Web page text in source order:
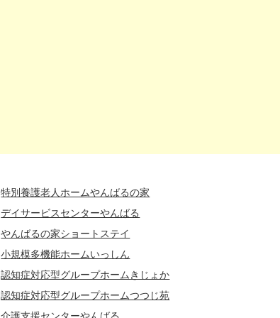
特別養護老人ホームやんばるの家
デイサービスセンターやんばる
やんばるの家ショートステイ
小規模多機能ホームいっしん
認知症対応型グループホームきじょか
認知症対応型グループホームつつじ苑